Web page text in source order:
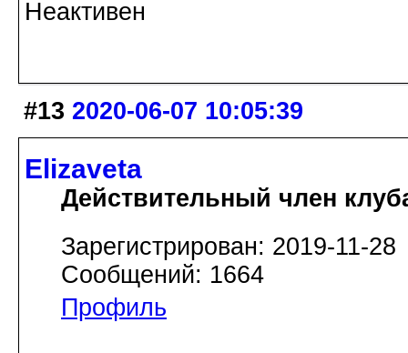
Неактивен
#13 2020-06-07 10:05:39
Elizaveta
Действительный член
Зарегистрирован: 2019-11-28
Сообщений: 1664
Профиль